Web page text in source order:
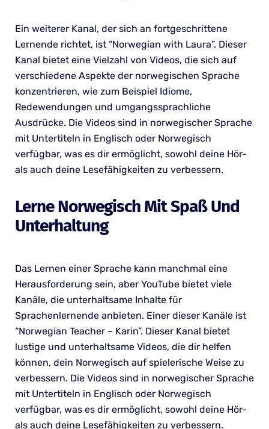
Ein weiterer Kanal, der sich an fortgeschrittene
Lernende richtet, ist “Norwegian with Laura”. Dieser
Kanal bietet eine Vielzahl von Videos, die sich auf
verschiedene Aspekte der norwegischen Sprache
konzentrieren, wie zum Beispiel Idiome,
Redewendungen und umgangssprachliche
Ausdrücke. Die Videos sind in norwegischer Sprache
mit Untertiteln in Englisch oder Norwegisch
verfügbar, was es dir ermöglicht, sowohl deine Hör-
als auch deine Lesefähigkeiten zu verbessern.
Lerne Norwegisch Mit Spaß Und
Unterhaltung
Das Lernen einer Sprache kann manchmal eine
Herausforderung sein, aber YouTube bietet viele
Kanäle, die unterhaltsame Inhalte für
Sprachenlernende anbieten. Einer dieser Kanäle ist
“Norwegian Teacher – Karin”. Dieser Kanal bietet
lustige und unterhaltsame Videos, die dir helfen
können, dein Norwegisch auf spielerische Weise zu
verbessern. Die Videos sind in norwegischer Sprache
mit Untertiteln in Englisch oder Norwegisch
verfügbar, was es dir ermöglicht, sowohl deine Hör-
als auch deine Lesefähigkeiten zu verbessern.